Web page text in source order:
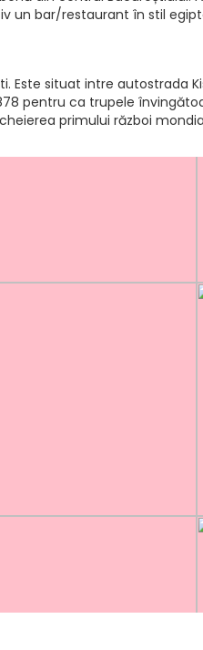
un bar/restaurant în stil
situat intre autostrada
pentru ca trupele
primului război